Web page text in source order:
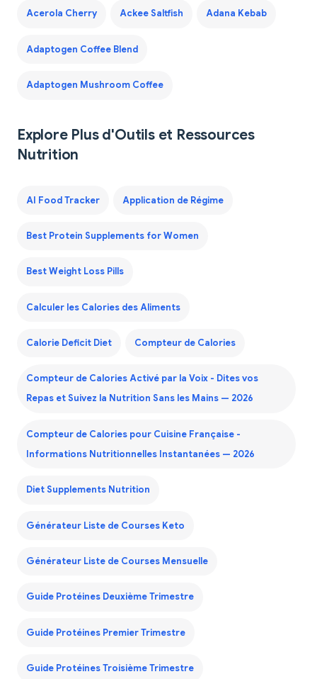
Acerola Cherry Ackee Saltfish Adana Kebab
Adaptogen Coffee Blend
Adaptogen Mushroom Coffee
Explore Plus d'Outils et Ressources
Nutrition
AI Food Tracker Application de Régime
Best Protein Supplements for Women
Best Weight Loss Pills
Calculer les Calories des Aliments
Calorie Deficit Diet Compteur de Calories
Compteur de Calories Activé par la Voix - Dites vos
Repas et Suivez la Nutrition Sans les Mains — 2026
Compteur de Calories pour Cuisine Française -
Informations Nutritionnelles Instantanées — 2026
Diet Supplements Nutrition
Générateur Liste de Courses Keto
Générateur Liste de Courses Mensuelle
Guide Protéines Deuxième Trimestre
Guide Protéines Premier Trimestre
Guide Protéines Troisième Trimestre